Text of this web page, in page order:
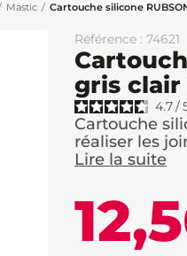
Mastic Cartouche silicone
Référence : 74621
gris clair
4.7/
Cartouche
réaliser les
Lire la suite